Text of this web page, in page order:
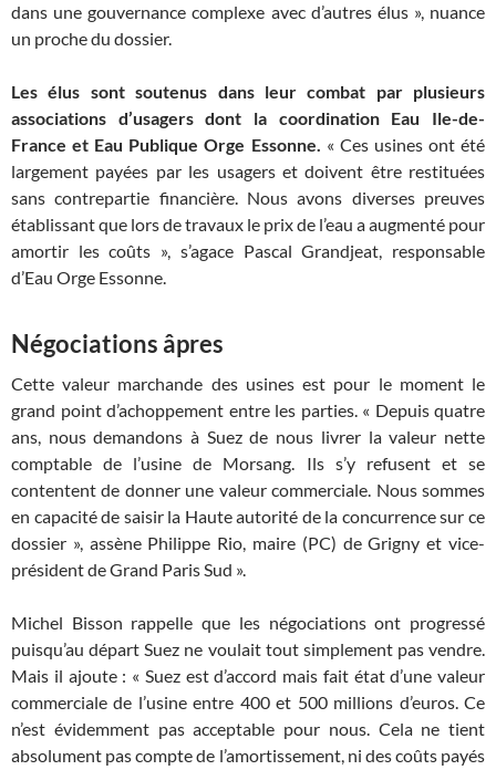
dans une gouvernance complexe avec d’autres élus », nuance
un proche du dossier.
Les élus sont soutenus dans leur combat par plusieurs
associations d’usagers dont la coordination Eau Ile-de-
France et Eau Publique Orge Essonne. « Ces usines ont été
largement payées par les usagers et doivent être restituées
sans contrepartie financière. Nous avons diverses preuves
établissant que lors de travaux le prix de l’eau a augmenté pour
amortir les coûts », s’agace Pascal Grandjeat, responsable
d’Eau Orge Essonne.
Négociations âpres
Cette valeur marchande des usines est pour le moment le
grand point d’achoppement entre les parties. « Depuis quatre
ans, nous demandons à Suez de nous livrer la valeur nette
comptable de l’usine de Morsang. Ils s’y refusent et se
contentent de donner une valeur commerciale. Nous sommes
en capacité de saisir la Haute autorité de la concurrence sur ce
dossier », assène Philippe Rio, maire (PC) de Grigny et vice-
président de Grand Paris Sud ».
Michel Bisson rappelle que les négociations ont progressé
puisqu’au départ Suez ne voulait tout simplement pas vendre.
Mais il ajoute : « Suez est d’accord mais fait état d’une valeur
commerciale de l’usine entre 400 et 500 millions d’euros. Ce
n’est évidemment pas acceptable pour nous. Cela ne tient
absolument pas compte de l’amortissement, ni des coûts payés